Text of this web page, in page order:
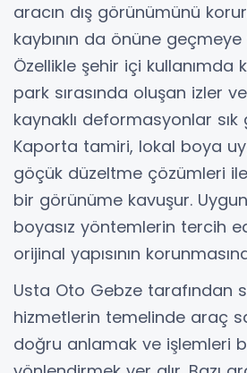
aracın dış görünümünü
kaybının da önüne geçmeye
Özellikle şehir içi kullanımda
park sırasında oluşan izler
kaynaklı deformasyonlar sık
Kaporta tamiri, lokal boya
göçük düzeltme çözümleri
bir görünüme kavuşur.
boyasız yöntemlerin tercih
orijinal yapısının
Usta Oto Gebze tarafından
hizmetlerin temelinde araç
doğru anlamak ve işlemleri